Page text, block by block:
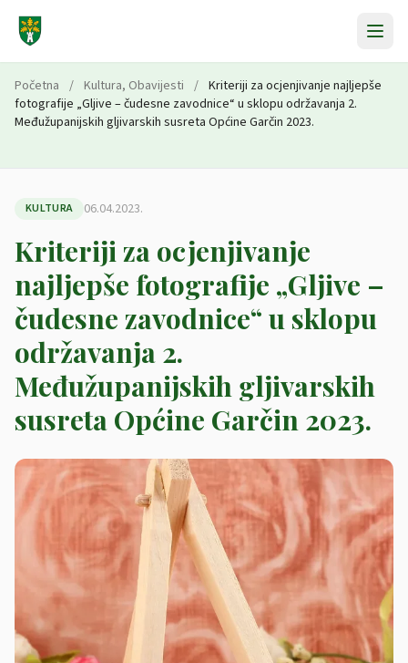
Početna / Kultura, Obavijesti / Kriteriji za ocjenjivanje najljepše
fotografije „Gljive – čudesne zavodnice“ u sklopu održavanja 2.
Međužupanijskih gljivarskih susreta Općine Garčin 2023.
KULTURA 06.04.2023.
Kriteriji za ocjenjivanje
najljepše fotografije „Gljive –
čudesne zavodnice“ u sklopu
održavanja 2.
Međužupanijskih gljivarskih
susreta Općine Garčin 2023.